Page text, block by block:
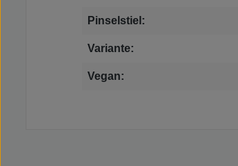
Pinselstiel:
Variante:
Vegan: